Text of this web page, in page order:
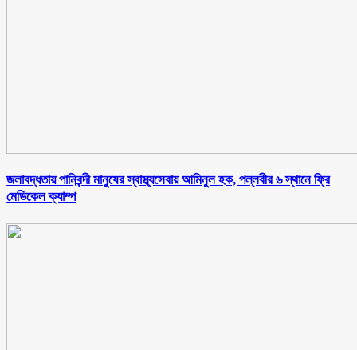
জলাবদ্ধতায় পানিবন্দী মানুষের স্বাস্থ্যসেবায় আমিনুল হক, পল্লবীর ৬ স্থানে ফ্রি
মেডিকেল ক্যাম্প